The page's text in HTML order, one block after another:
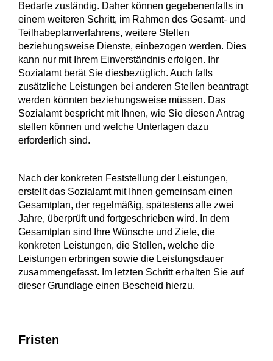
Bedarfe zuständig. Daher können gegebenenfalls in
einem weiteren Schritt, im Rahmen des Gesamt- und
Teilhabeplanverfahrens, weitere Stellen
beziehungsweise Dienste, einbezogen werden. Dies
kann nur mit Ihrem Einverständnis erfolgen. Ihr
Sozialamt berät Sie diesbezüglich. Auch falls
zusätzliche Leistungen bei anderen Stellen beantragt
werden könnten beziehungsweise müssen. Das
Sozialamt bespricht mit Ihnen, wie Sie diesen Antrag
stellen können und welche Unterlagen dazu
erforderlich sind.
Nach der konkreten Feststellung der Leistungen,
erstellt das Sozialamt mit Ihnen gemeinsam einen
Gesamtplan, der regelmäßig, spätestens alle zwei
Jahre, überprüft und fortgeschrieben wird. In dem
Gesamtplan sind Ihre Wünsche und Ziele, die
konkreten Leistungen, die Stellen, welche die
Leistungen erbringen sowie die Leistungsdauer
zusammengefasst. Im letzten Schritt erhalten Sie auf
dieser Grundlage einen Bescheid hierzu.
Fristen